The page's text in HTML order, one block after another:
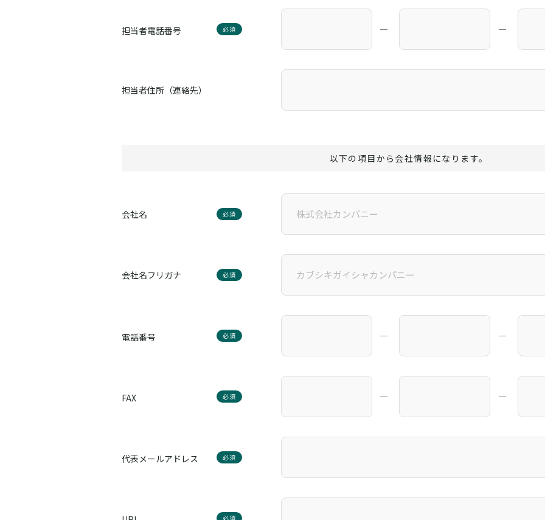
担当者電話番号 必須 ― ―
担当者住所（連絡先）
以下の項目から会社情報になります。
会社名 必須
会社名フリガナ 必須
電話番号 必須 ― ―
FAX 必須 ― ―
代表メールアドレス 必須
必須